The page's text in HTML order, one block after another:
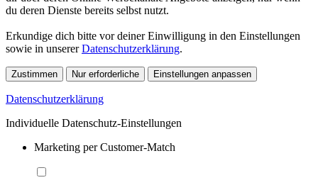
du deren Dienste bereits selbst nutzt.
Erkundige dich bitte vor deiner Einwilligung in den Einstellungen
sowie in unsererDatenschutzerklärung.
Zustimmen Nur erforderliche Einstellungen anpassen
Datenschutzerklärung
Individuelle Datenschutz-Einstellungen
Marketing per Customer-Match